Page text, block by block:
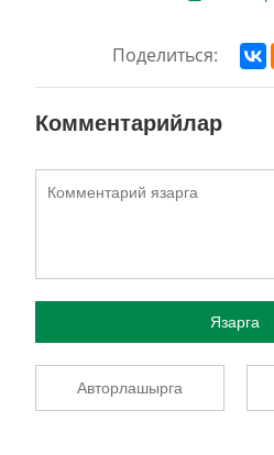
Поделиться:
Комментарийлар
Язарга
Авторлашырга